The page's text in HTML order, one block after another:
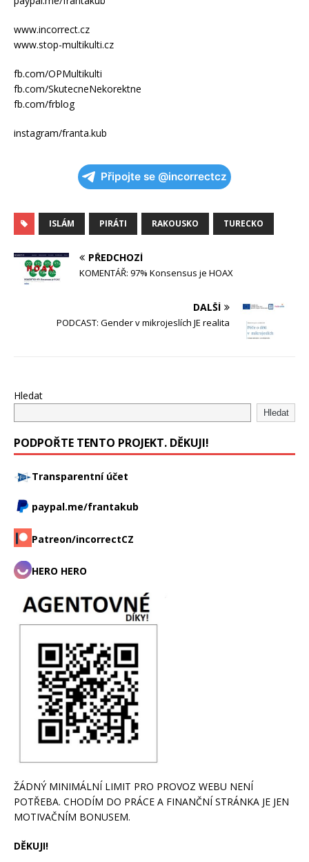
www.incorrect.cz
www.stop-multikulti.cz
fb.com/OPMultikulti
fb.com/SkutecneNekorektne
fb.com/frblog
instagram/franta.kub
Připojte se @incorrectcz
ISLÁM PIRÁTI RAKOUSKO TURECKO
PŘEDCHOZÍ
KOMENTÁŘ: 97% Konsensus je HOAX
DALŠÍ
PODCAST: Gender v mikrojeslích JE realita
Hledat
Hledat
PODPOŘTE TENTO PROJEKT. DĚKUJI!
Transparentní účet
paypal.me/frantakub
Patreon/incorrectCZ
HERO HERO
ŽÁDNÝ MINIMÁLNÍ LIMIT PRO PROVOZ WEBU NENÍ
POTŘEBA. CHODÍM DO PRÁCE A FINANČNÍ STRÁNKA JE JEN
MOTIVAČNÍM BONUSEM.
DĚKUJI!